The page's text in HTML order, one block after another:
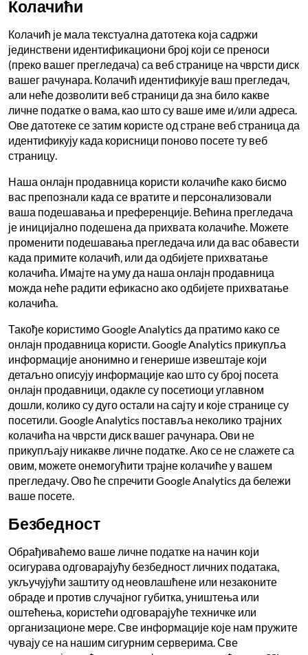
Колачићи
Колачић је мала текстуална датотека која садржи
јединствени идентификациони број који се преноси
(преко вашег прегледача) са веб странице на чврсти диск
вашег рачунара. Колачић идентификује ваш прегледач,
али неће дозволити веб страници да зна било какве
личне податке о вама, као што су ваше име и/или адреса.
Ове датотеке се затим користе од стране веб страница да
идентификују када корисници поново посете ту веб
страницу.
Наша онлајн продавница користи колачиће како бисмо
вас препознали када се вратите и персонализовали
ваша подешавања и преференције. Већина прегледача
је иницијално подешена да прихвата колачиће. Можете
променити подешавања прегледача или да вас обавести
када примите колачић, или да одбијете прихватање
колачића. Имајте на уму да наша онлајн продавница
можда неће радити ефикасно ако одбијете прихватање
колачића.
Такође користимо Google Analytics да пратимо како се
онлајн продавница користи. Google Analytics прикупља
информације анонимно и генерише извештаје који
детаљно описују информације као што су број посета
онлајн продавници, одакле су посетиоци углавном
дошли, колико су дуго остали на сајту и које странице су
посетили. Google Analytics поставља неколико трајних
колачића на чврсти диск вашег рачунара. Ови не
прикупљају никакве личне податке. Ако се не слажете са
овим, можете онемогућити трајне колачиће у вашем
прегледачу. Ово ће спречити Google Analytics да бележи
ваше посете.
Безбедност
Обрађиваћемо ваше личне податке на начин који
осигурава одговарајућу безбедност личних података,
укључујући заштиту од неовлашћене или незаконите
обраде и против случајног губитка, уништења или
оштећења, користећи одговарајуће техничке или
организационе мере. Све информације које нам пружите
чувају се на нашим сигурним серверима. Све